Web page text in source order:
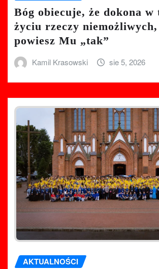
Bóg obiecuje, że dokona w
życiu rzeczy
powiesz Mu „tak”
Kamil Krasowski sie 5, 2026
AKTUALNOŚCI